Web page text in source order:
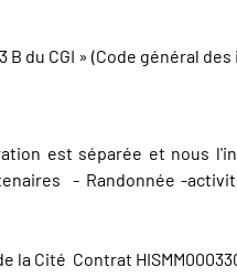
du CGI » (Code général des
est séparée et nous
- Randonnée -
la Cité Contrat